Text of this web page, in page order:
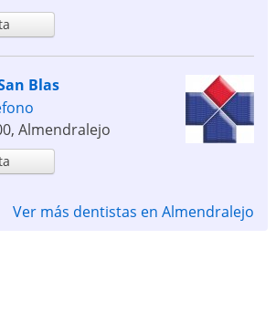
Blas
, Almendralejo
Ver más dentistas en Almendralejo